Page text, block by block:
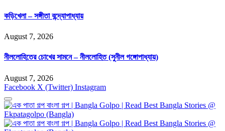
কড়িখেলা – সঙ্গীতা বন্দ্যোপাধ্যায়
August 7, 2026
নীললোহিতের চোখের সামনে – নীললোহিত (সুনীল গঙ্গোপাধ্যায়)
August 7, 2026
Facebook X (Twitter) Instagram